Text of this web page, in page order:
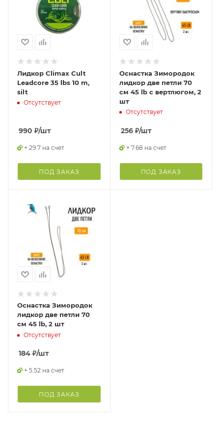
Лидкор Climax Cult
Leadcore 35 lbs 10 m,
silt
Отсутствует
990 ₽/шт
+ 29.7 на счет
ПОД ЗАКАЗ
Оснастка Зимородок
лидкор две петли 70
см 45 lb с вертлюгом, 2
шт
Отсутствует
256₽/шт
+ 7.68 на счет
ПОД ЗАКАЗ
Оснастка Зимородок
лидкор две петли 70
см 45 lb, 2 шт
Отсутствует
184 ₽/шт
+ 5.52 на счет
ПОД ЗАКАЗ